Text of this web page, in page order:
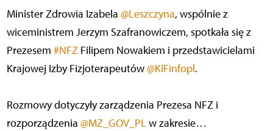
Minister Zdrowia Izabela @Leszczyna, wspólnie z
wiceministrem Jerzym Szafranowiczem, spotkała się z
Prezesem #NFZFilipem Nowakiem i przedstawicielami
Krajowej Izby Fizjoterapeutów@KIFinfopl.
Rozmowy dotyczyły zarządzenia Prezesa NFZ i
rozporządzenia @MZ_GOV_PLw zakresie…